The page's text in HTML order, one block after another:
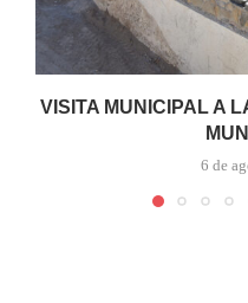
VISITA MUNICIPAL A
6 de